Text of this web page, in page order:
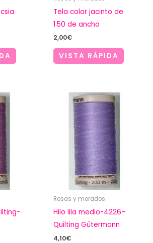
Tela color jacinto de
1.50 de ancho
2,00€
VISTA RÁPIDA
Rosas y morados
Hilo lila medio-4226–
Quilting Gütermann
4,10€